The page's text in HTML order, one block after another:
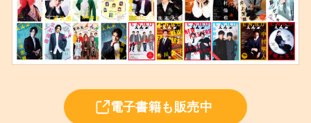
電子書籍も販売中